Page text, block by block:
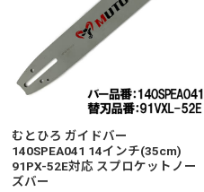
むとひろ ガイドバー
140SPEA041 14インチ(35cm)
91PX-52E対応 スプロケットノー
ズバー